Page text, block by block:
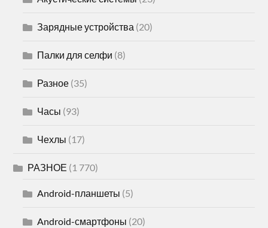
Зарядные устройства (20)
Палки для селфи (8)
Разное (35)
Часы (93)
Чехлы (17)
РАЗНОЕ (1 770)
Android-планшеты (5)
Android-смартфоны (20)